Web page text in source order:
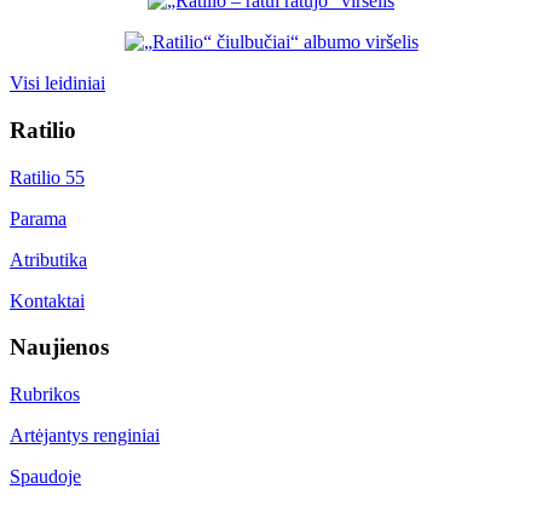
Visi leidiniai
Ratilio
Ratilio 55
Parama
Atributika
Kontaktai
Naujienos
Rubrikos
Artėjantys renginiai
Spaudoje